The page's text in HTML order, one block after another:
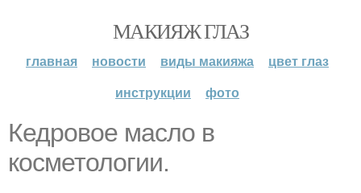
МАКИЯЖ ГЛАЗ
главная новости виды макияжа
цвет глаз
инструкции
фото
Кедровое масло в
косметологии.